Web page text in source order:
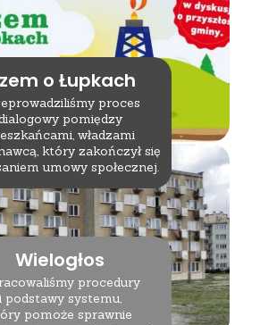
o Łupkach
proces
pomiędzy
władzami
który zakończył się
umowy społecznej.
Wielogłos
procedury
i podstawy systemu,
pomoże sprawnie